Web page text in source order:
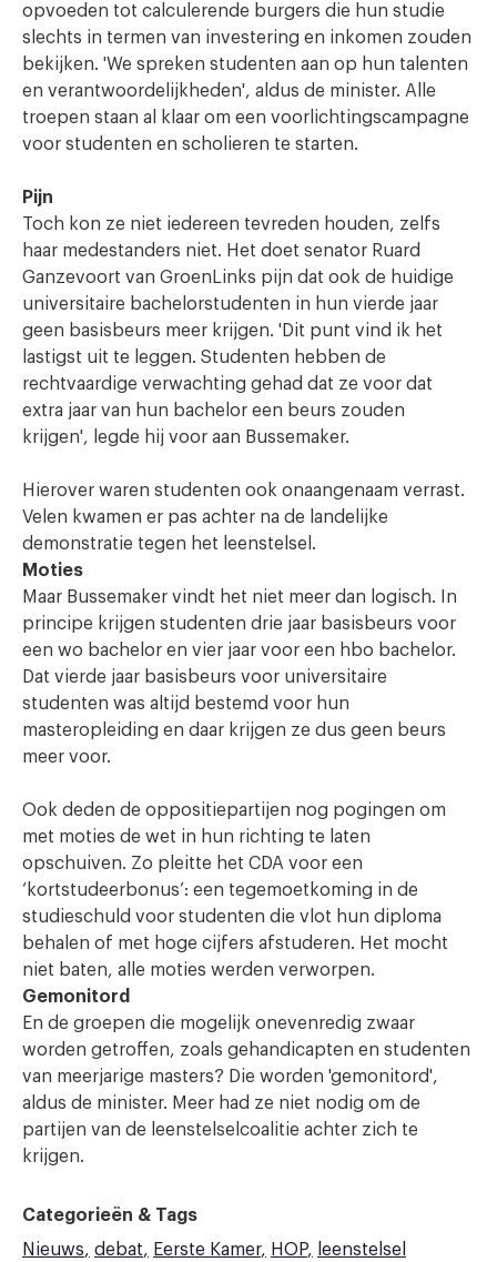
opvoeden tot calculerende burgers die hun studie
slechts in termen van investering en inkomen zouden
bekijken. 'We spreken studenten aan op hun talenten
en verantwoordelijkheden', aldus de minister. Alle
troepen staan al klaar om een voorlichtingscampagne
voor studenten en scholieren te starten.
Pijn
Toch kon ze niet iedereen tevreden houden, zelfs
haar medestanders niet. Het doet senator Ruard
Ganzevoort van GroenLinks pijn dat ook de huidige
universitaire bachelorstudenten in hun vierde jaar
geen basisbeurs meer krijgen. 'Dit punt vind ik het
lastigst uit te leggen. Studenten hebben de
rechtvaardige verwachting gehad dat ze voor dat
extra jaar van hun bachelor een beurs zouden
krijgen', legde hij voor aan Bussemaker.
Hierover waren studenten ook onaangenaam verrast.
Velen kwamen er pas achter na de landelijke
demonstratie tegen het leenstelsel.
Moties
Maar Bussemaker vindt het niet meer dan logisch. In
principe krijgen studenten drie jaar basisbeurs voor
een wo bachelor en vier jaar voor een hbo bachelor.
Dat vierde jaar basisbeurs voor universitaire
studenten was altijd bestemd voor hun
masteropleiding en daar krijgen ze dus geen beurs
meer voor.
Ook deden de oppositiepartijen nog pogingen om
met moties de wet in hun richting te laten
opschuiven. Zo pleitte het CDA voor een
‘kortstudeerbonus’: een tegemoetkoming in de
studieschuld voor studenten die vlot hun diploma
behalen of met hoge cijfers afstuderen. Het mocht
niet baten, alle moties werden verworpen.
Gemonitord
En de groepen die mogelijk onevenredig zwaar
worden getroffen, zoals gehandicapten en studenten
van meerjarige masters? Die worden 'gemonitord',
aldus de minister. Meer had ze niet nodig om de
partijen van de leenstelselcoalitie achter zich te
krijgen.
Categorieën & Tags
Nieuws
debat Eerste Kamer HOP leenstelsel